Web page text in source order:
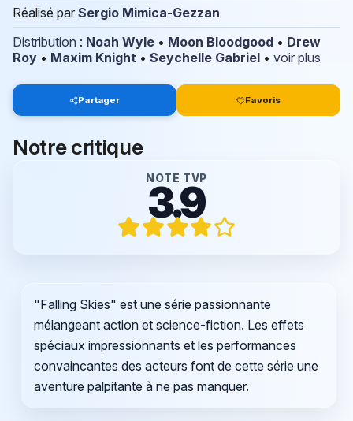
Réalisé par Sergio Mimica-Gezzan
Distribution : Noah Wyle • Moon Bloodgood • Drew
Roy • Maxim Knight • Seychelle Gabriel • voir plus
Partager Favoris
Notre critique
NOTE TVP
3.9
"Falling Skies" est une série passionnante
mélangeant action et science-fiction. Les effets
spéciaux impressionnants et les performances
convaincantes des acteurs font de cette série une
aventure palpitante à ne pas manquer.